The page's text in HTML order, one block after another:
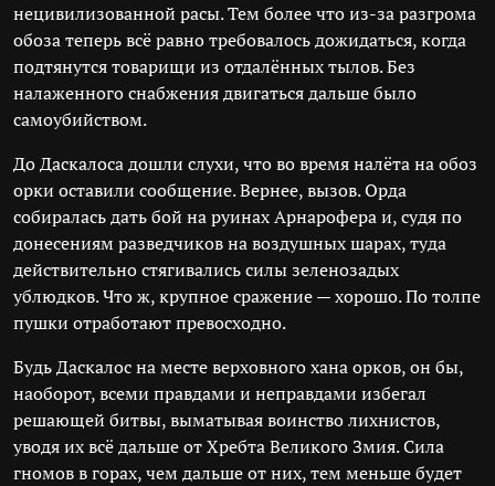
нецивилизованной расы. Тем более что из-за разгрома
обоза теперь всё равно требовалось дожидаться, когда
подтянутся товарищи из отдалённых тылов. Без
налаженного снабжения двигаться дальше было
самоубийством.
До Даскалоса дошли слухи, что во время налёта на обоз
орки оставили сообщение. Вернее, вызов. Орда
собиралась дать бой на руинах Арнарофера и, судя по
донесениям разведчиков на воздушных шарах, туда
действительно стягивались силы зеленозадых
ублюдков. Что ж, крупное сражение — хорошо. По толпе
пушки отработают превосходно.
Будь Даскалос на месте верховного хана орков, он бы,
наоборот, всеми правдами и неправдами избегал
решающей битвы, выматывая воинство лихнистов,
уводя их всё дальше от Хребта Великого Змия. Сила
гномов в горах, чем дальше от них, тем меньше будет